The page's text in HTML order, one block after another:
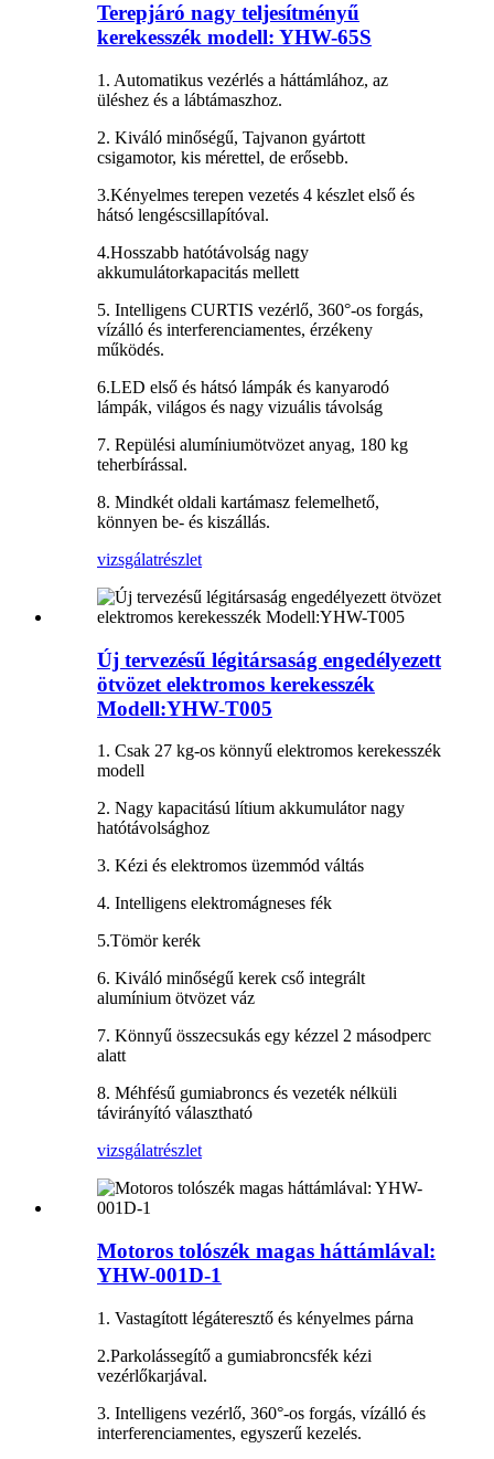
Terepjáró nagy teljesítményű
kerekesszék modell: YHW-65S
1. Automatikus vezérlés a háttámlához, az
üléshez és a lábtámaszhoz.
2. Kiváló minőségű, Tajvanon gyártott
csigamotor, kis mérettel, de erősebb.
3.Kényelmes terepen vezetés 4 készlet első és
hátsó lengéscsillapítóval.
4.Hosszabb hatótávolság nagy
akkumulátorkapacitás mellett
5. Intelligens CURTIS vezérlő, 360°-os forgás,
vízálló és interferenciamentes, érzékeny
működés.
6.LED első és hátsó lámpák és kanyarodó
lámpák, világos és nagy vizuális távolság
7. Repülési alumíniumötvözet anyag, 180 kg
teherbírással.
8. Mindkét oldali kartámasz felemelhető,
könnyen be- és kiszállás.
vizsgálatrészlet
Új tervezésű légitársaság engedélyezett
ötvözet elektromos kerekesszék
Modell:YHW-T005
1. Csak 27 kg-os könnyű elektromos kerekesszék
modell
2. Nagy kapacitású lítium akkumulátor nagy
hatótávolsághoz
3. Kézi és elektromos üzemmód váltás
4. Intelligens elektromágneses fék
5.Tömör kerék
6. Kiváló minőségű kerek cső integrált
alumínium ötvözet váz
7. Könnyű összecsukás egy kézzel 2 másodperc
alatt
8. Méhfésű gumiabroncs és vezeték nélküli
távirányító választható
vizsgálatrészlet
Motoros tolószék magas háttámlával:
YHW-001D-1
1. Vastagított légáteresztő és kényelmes párna
2.Parkolássegítő a gumiabroncsfék kézi
vezérlőkarjával.
3. Intelligens vezérlő, 360°-os forgás, vízálló és
interferenciamentes, egyszerű kezelés.